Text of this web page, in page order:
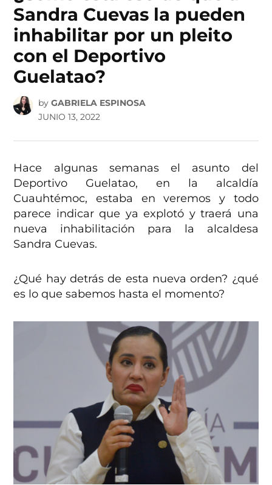
Sandra Cuevas la pueden
inhabilitar por un pleito
con el Deportivo
Guelatao?
by GABRIELA ESPINOSA
JUNIO 13, 2022
Hace algunas semanas el asunto del
Deportivo Guelatao, en la alcaldía
Cuauhtémoc, estaba en veremos y todo
parece indicar que ya explotó y traerá una
nueva inhabilitación para la alcaldesa
Sandra Cuevas.
¿Qué hay detrás de esta nueva orden? ¿qué
es lo que sabemos hasta el momento?